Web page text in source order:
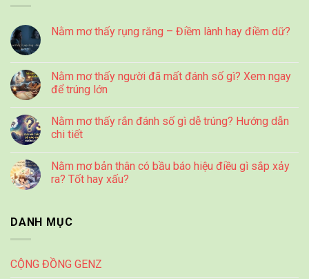
Nằm mơ thấy rụng răng – Điềm lành hay điềm dữ?
Nằm mơ thấy người đã mất đánh số gì? Xem ngay
để trúng lớn
Nằm mơ thấy rắn đánh số gì dễ trúng? Hướng dẫn
chi tiết
Nằm mơ bản thân có bầu báo hiệu điều gì sắp xảy
ra? Tốt hay xấu?
DANH MỤC
CỘNG ĐỒNG GENZ